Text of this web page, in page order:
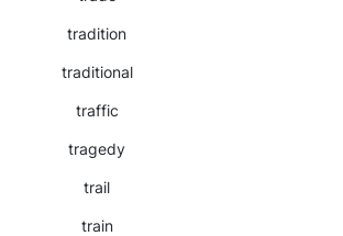
tradition
traditional
traffic
tragedy
trail
train